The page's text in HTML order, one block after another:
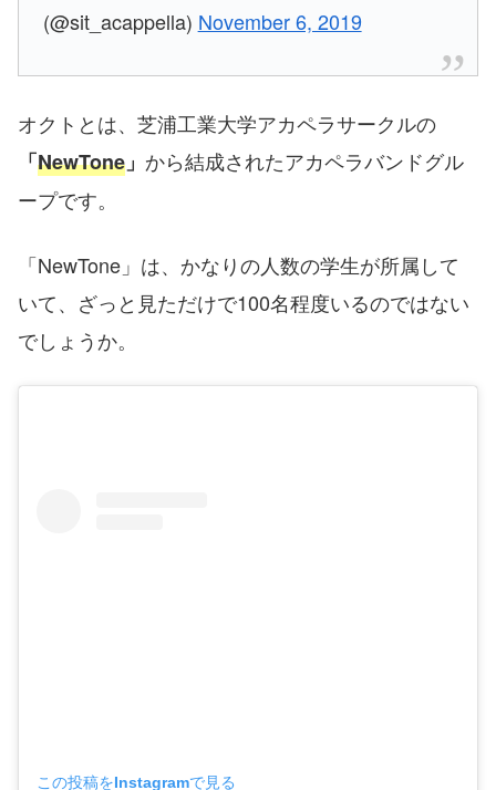
(@sit_acappella) November 6, 2019
オクトとは、芝浦工業大学アカペラサークルの
「NewTone 」 から結成されたアカペラバンドグル
ープです。
「NewTone」は、かなりの人数の学生が所属して
いて、ざっと見ただけで100名程度いるのではない
でしょうか。
この投稿をInstagramで見る